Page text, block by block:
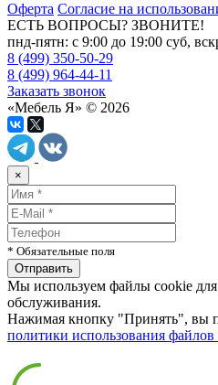
Оферта Согласие на
ЕСТЬ ВОПРОСЫ? ЗВОНИТЕ!
пнд-пятн: с 9:00 до 19:00 суб,
8 (499) 350-50-29
8 (499) 964-44-11
Заказать звонок
«Мебель Я» © 2026
×
* Обязательные поля
Мы используем файлы cookie
обслуживания.
Нажимая кнопку "Принять", вы
политики использования файлов